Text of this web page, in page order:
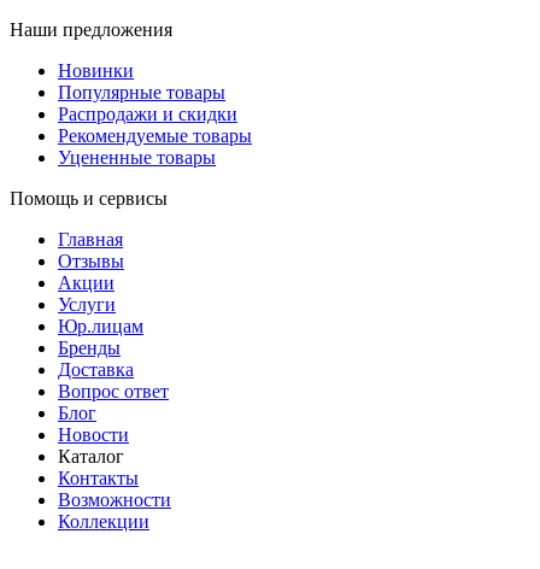
Наши предложения
Новинки
Популярные товары
Распродажи и скидки
Рекомендуемые товары
Уцененные товары
Помощь и сервисы
Главная
Отзывы
Акции
Услуги
Юр.лицам
Бренды
Доставка
Вопрос ответ
Блог
Новости
Каталог
Контакты
Возможности
Коллекции